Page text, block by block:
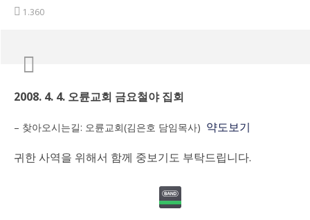
1.360
2008
일
화요집회 휴회/개회 안내
년 2
월 4
미국 LA 집회
2008. 4. 4. 오륜교회 금요철야 집회
– 찾아오시는길: 오륜교회(김은호 담임목사) 약도보기
귀한 사역을 위해서 함께 중보기도 부탁드립니다.